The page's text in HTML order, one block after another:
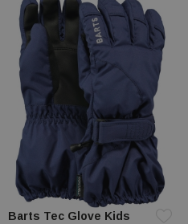
Barts Tec Glove Kids